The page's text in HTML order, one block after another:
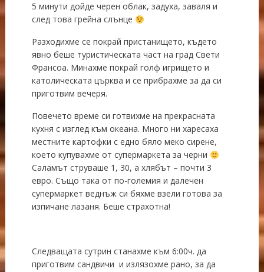
5 минути дойде черен облак, задуха, заваля и
след това грейна слънце
Разходихме се покрай пристанището, където
явно беше туристическата част на град Свети
Франсоа. Минахме покрай голф игрището и
католическата църква и се прибрахме за да си
приготвим вечеря.
Повечето време си готвихме на прекрасната
кухня с изглед към океана. Много ни харесаха
местните картофки с едно бяло меко сирене,
което купувахме от супермаркета за черни
Саламът струваше 1, 30, а хлябът – почти 3
евро. Също така от по-големия и далечен
супермаркет веднъж си бяхме взели готова за
изпичане лазаня. Беше страхотна!
Следващата сутрин станахме към 6:00ч. да
приготвим сандвичи и излязохме рано, за да